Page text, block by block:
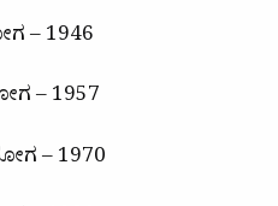
– 1946
– 1957
– 1970